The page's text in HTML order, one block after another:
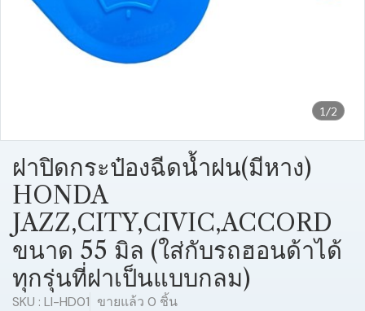
1/2
ฝาปิดกระป๋องฉีดน้ำฝน(มีหาง)
HONDA
JAZZ,CITY,CIVIC,ACCORD
ขนาด 55 มิล (ใส่กับรถฮอนด้าได้
ทุกรุ่นที่ฝาเป็นแบบกลม)
SKU : LI-HD01 ขายแล้ว 0 ชิ้น